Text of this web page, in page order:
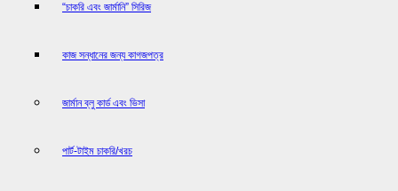
“চাকরি এবং জার্মানি” সিরিজ
কাজ সন্ধানের জন্য কাগজপত্র
জার্মান ব্লু কার্ড এবং ভিসা
পার্ট-টাইম চাকরি/খরচ